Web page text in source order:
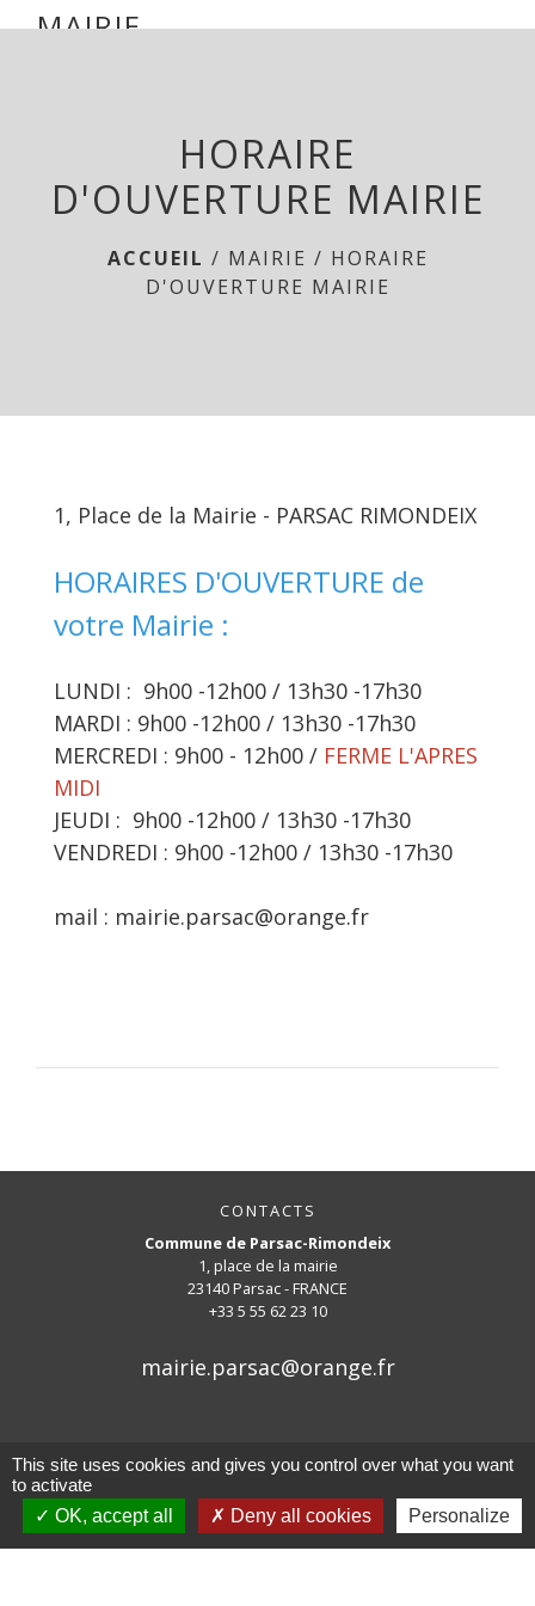
mairie parsac
MAIRIE
HORAIRE
D'OUVERTURE MAIRIE
ACCUEIL / MAIRIE / HORAIRE
D'OUVERTURE MAIRIE
1, Place de la Mairie - PARSAC RIMONDEIX
HORAIRES D'OUVERTURE de
votre Mairie :
LUNDI : 9h00 -12h00 / 13h30 -17h30
MARDI : 9h00 -12h00 / 13h30 -17h30
MERCREDI : 9h00 - 12h00 / FERME L'APRES
MIDI
JEUDI : 9h00 -12h00 / 13h30 -17h30
VENDREDI : 9h00 -12h00 / 13h30 -17h30
mail : mairie.parsac@orange.fr
CONTACTS
Commune de Parsac-Rimondeix
1, place de la mairie
23140 Parsac - FRANCE
+33 5 55 62 23 10
mairie.parsac@orange.fr
Mentions légales - Politique de confidentialité -
Accessibilité - Plan du site - Gestion des cookies
This site uses cookies and gives you control over what you want
to activate
OK, accept all
Deny all cookies Personalize